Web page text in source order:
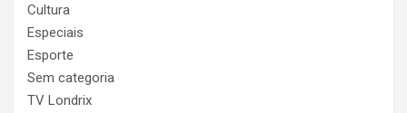
Cultura
Especiais
Esporte
Sem categoria
TV Londrix